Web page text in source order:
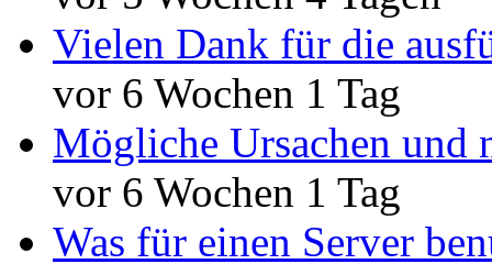
Vielen Dank für die
vor 6 Wochen 1 Tag
Mögliche Ursachen und
vor 6 Wochen 1 Tag
Was für einen Server